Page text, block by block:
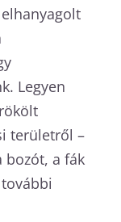
Legyen
területről –
bozót, a fák